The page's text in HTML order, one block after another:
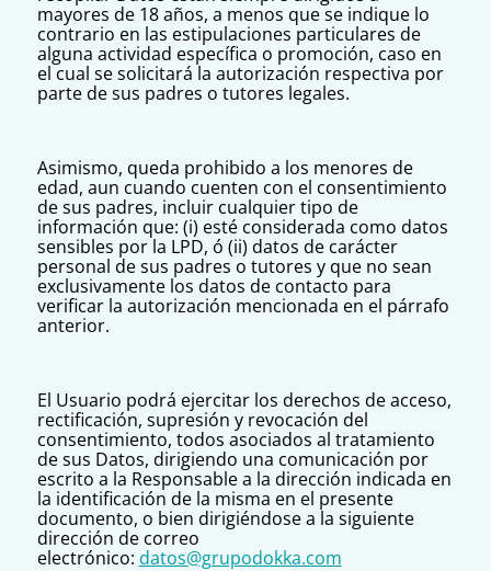
mayores de 18 años, a menos que se indique lo
contrario en las estipulaciones particulares de
alguna actividad específica o promoción, caso en
el cual se solicitará la autorización respectiva por
parte de sus padres o tutores legales.
Asimismo, queda prohibido a los menores de
edad, aun cuando cuenten con el consentimiento
de sus padres, incluir cualquier tipo de
información que: (i) esté considerada como datos
sensibles por la LPD, ó (ii) datos de carácter
personal de sus padres o tutores y que no sean
exclusivamente los datos de contacto para
verificar la autorización mencionada en el párrafo
anterior.
El Usuario podrá ejercitar los derechos de acceso,
rectificación, supresión y revocación del
consentimiento, todos asociados al tratamiento
de sus Datos, dirigiendo una comunicación por
escrito a la Responsable a la dirección indicada en
la identificación de la misma en el presente
documento, o bien dirigiéndose a la siguiente
dirección de correo
electrónico: datos@grupodokka.com